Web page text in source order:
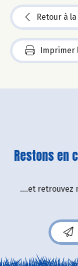
Retour à
Imprimer
Restons en
....et retrouvez